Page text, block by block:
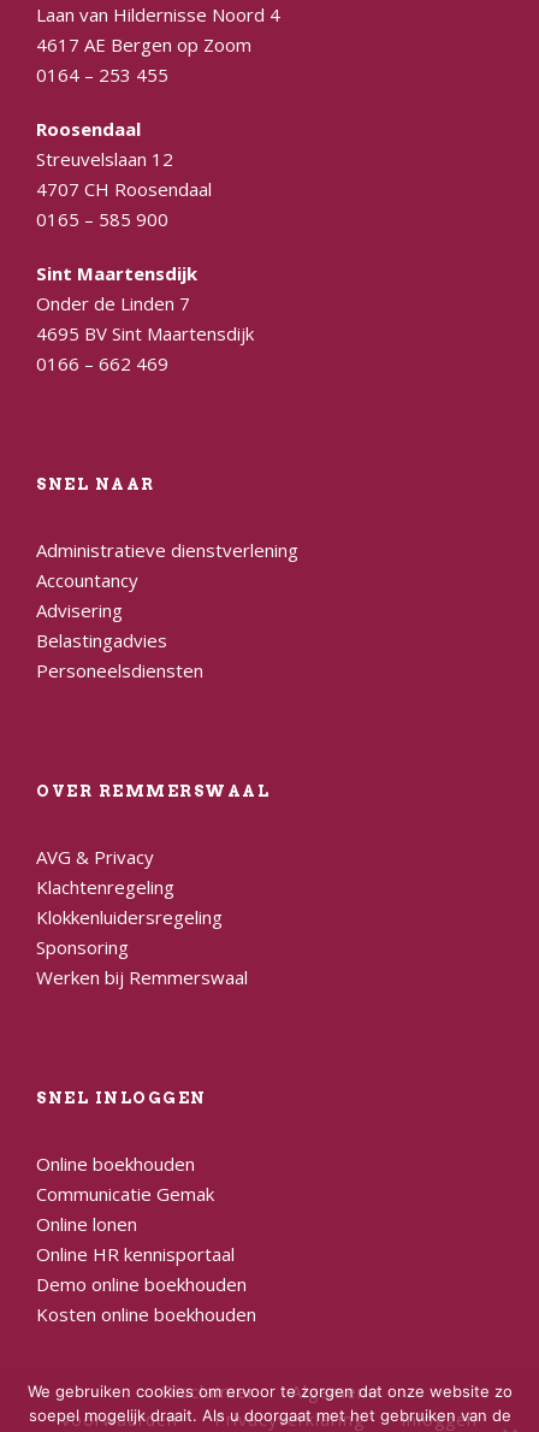
Laan van Hildernisse Noord 4
4617 AE Bergen op Zoom
0164 – 253 455
Roosendaal
Streuvelslaan 12
4707 CH Roosendaal
0165 – 585 900
Sint Maartensdijk
Onder de Linden 7
4695 BV Sint Maartensdijk
0166 – 662 469
SNEL NAAR
Administratieve dienstverlening
Accountancy
Advisering
Belastingadvies
Personeelsdiensten
OVER REMMERSWAAL
AVG & Privacy
Klachtenregeling
Klokkenluidersregeling
Sponsoring
Werken bij Remmerswaal
SNEL INLOGGEN
Online boekhouden
Communicatie Gemak
Online lonen
Online HR kennisportaal
Demo online boekhouden
Kosten online boekhouden
Disclaimer
Algemene
voorwaarden
Privacyverklaring Inloggen
We gebruiken cookies om ervoor te zorgen dat onze website zo
soepel mogelijk draait. Als u doorgaat met het gebruiken van de